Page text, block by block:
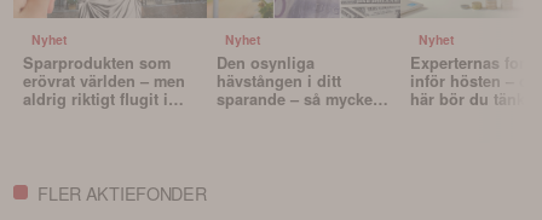
Nyhet
Sparprodukten som
erövrat världen – men
aldrig riktigt flugit i
Nyhet
Den osynliga
hävstången i ditt
sparande – så mycket
Nyhet
Experternas
inför hösten –
här bör du tänka
FLER AKTIEFONDER